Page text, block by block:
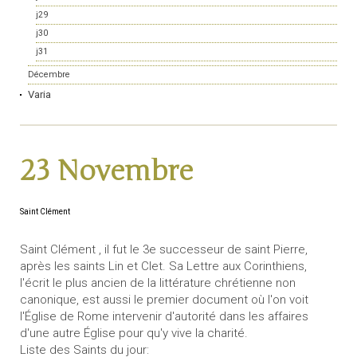
j29
j30
j31
Décembre
Varia
23 Novembre
Saint Clément
Saint Clément , il fut le 3e successeur de saint Pierre,
après les saints Lin et Clet. Sa Lettre aux Corinthiens,
l'écrit le plus ancien de la littérature chrétienne non
canonique, est aussi le premier document où l'on voit
l'Église de Rome intervenir d'autorité dans les affaires
d'une autre Église pour qu'y vive la charité.
Liste des Saints du jour: